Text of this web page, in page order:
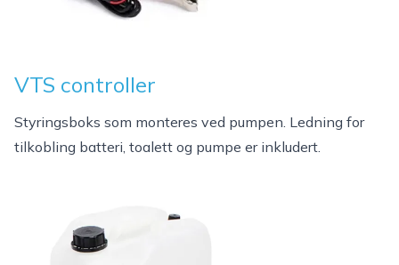
VTS controller
Styringsboks som monteres ved pumpen. Ledning for
tilkobling batteri, toalett og pumpe er inkludert.